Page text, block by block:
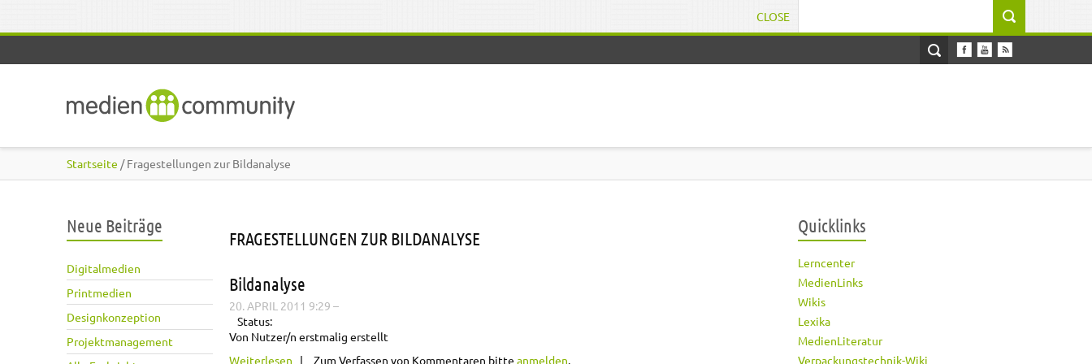
CLOSE
Startseite / Fragestellungen zur Bildanalyse
Neue Beiträge
Digitalmedien
Printmedien
Designkonzeption
Projektmanagement
FRAGESTELLUNGEN ZUR BILDANALYSE
Bildanalyse
20. APRIL 2011 9:29 –
Status:
Von Nutzer/n erstmalig erstellt
Weiterlesen über Bildanalyse
Zum Verfassen von Kommentaren bitte anmelden.
Quicklinks
Lerncenter
MedienLinks
Wikis
Lexika
MedienLiteratur
Verpackungstechnik-Wiki